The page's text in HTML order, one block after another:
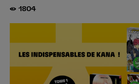
1804